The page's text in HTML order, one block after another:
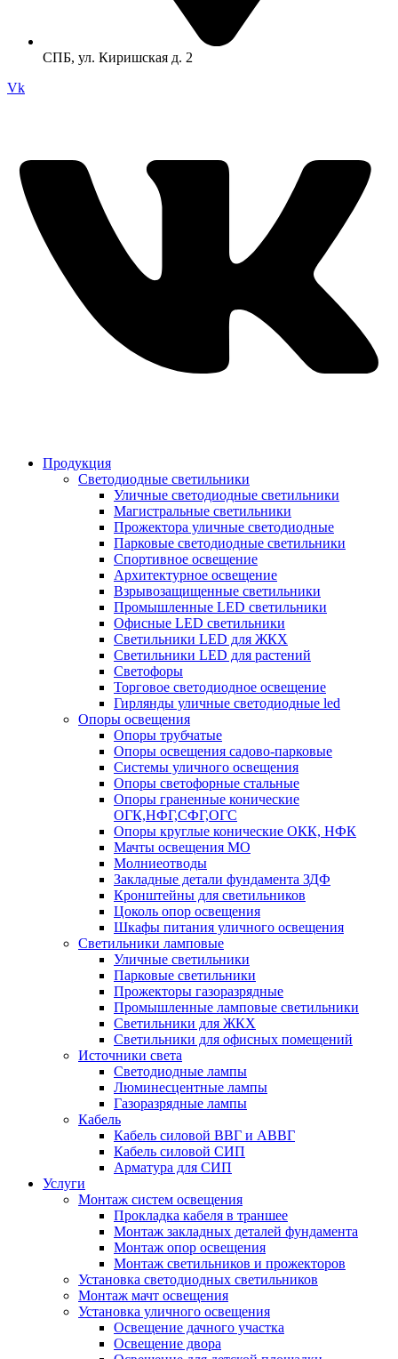
СПБ, ул. Киришская д. 2
Vk
Продукция
Светодиодные светильники
Уличные светодиодные светильники
Магистральные светильники
Прожектора уличные светодиодные
Парковые светодиодные светильники
Спортивное освещение
Архитектурное освещение
Взрывозащищенные светильники
Промышленные LED светильники
Офисные LED светильники
Cветильники LED для ЖКХ
Светильники LED для растений
Светофоры
Торговое светодиодное освещение
Гирлянды уличные светодиодные led
Опоры освещения
Опоры трубчатые
Опоры освещения садово-парковые
Системы уличного освещения
Опоры светофорные стальные
Опоры граненные конические
ОГК,НФГ,СФГ,ОГС
Опоры круглые конические ОКК, НФК
Мачты освещения МО
Молниеотводы
Закладные детали фундамента ЗДФ
Кронштейны для светильников
Цоколь опор освещения
Шкафы питания уличного освещения
Светильники ламповые
Уличные светильники
Парковые светильники
Прожекторы газоразрядные
Промышленные ламповые светильники
Светильники для ЖКХ
Светильники для офисных помещений
Источники света
Светодиодные лампы
Люминесцентные лампы
Газоразрядные лампы
Кабель
Кабель силовой ВВГ и АВВГ
Кабель силовой СИП
Арматура для СИП
Услуги
Монтаж систем освещения
Прокладка кабеля в траншее
Монтаж закладных деталей фундамента
Монтаж опор освещения
Монтаж светильников и прожекторов
Установка светодиодных светильников
Монтаж мачт освещения
Установка уличного освещения
Освещение дачного участка
Освещение двора